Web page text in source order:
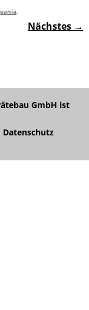
.
Nächstes →
GmbH ist
Datenschutz